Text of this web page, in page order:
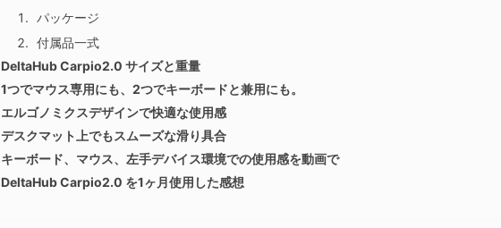
パッケージ
付属品一式
DeltaHub Carpio2.0 サイズと重量
1つでマウス専用にも、2つでキーボードと兼用にも。
エルゴノミクスデザインで快適な使用感
デスクマット上でもスムーズな滑り具合
キーボード、マウス、左手デバイス環境での使用感を動画で
DeltaHub Carpio2.0 を1ヶ月使用した感想